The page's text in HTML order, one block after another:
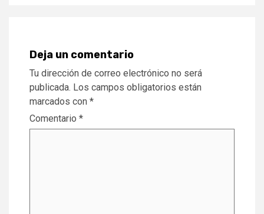
Deja un comentario
Tu dirección de correo electrónico no será
publicada. Los campos obligatorios están
marcados con *
Comentario *